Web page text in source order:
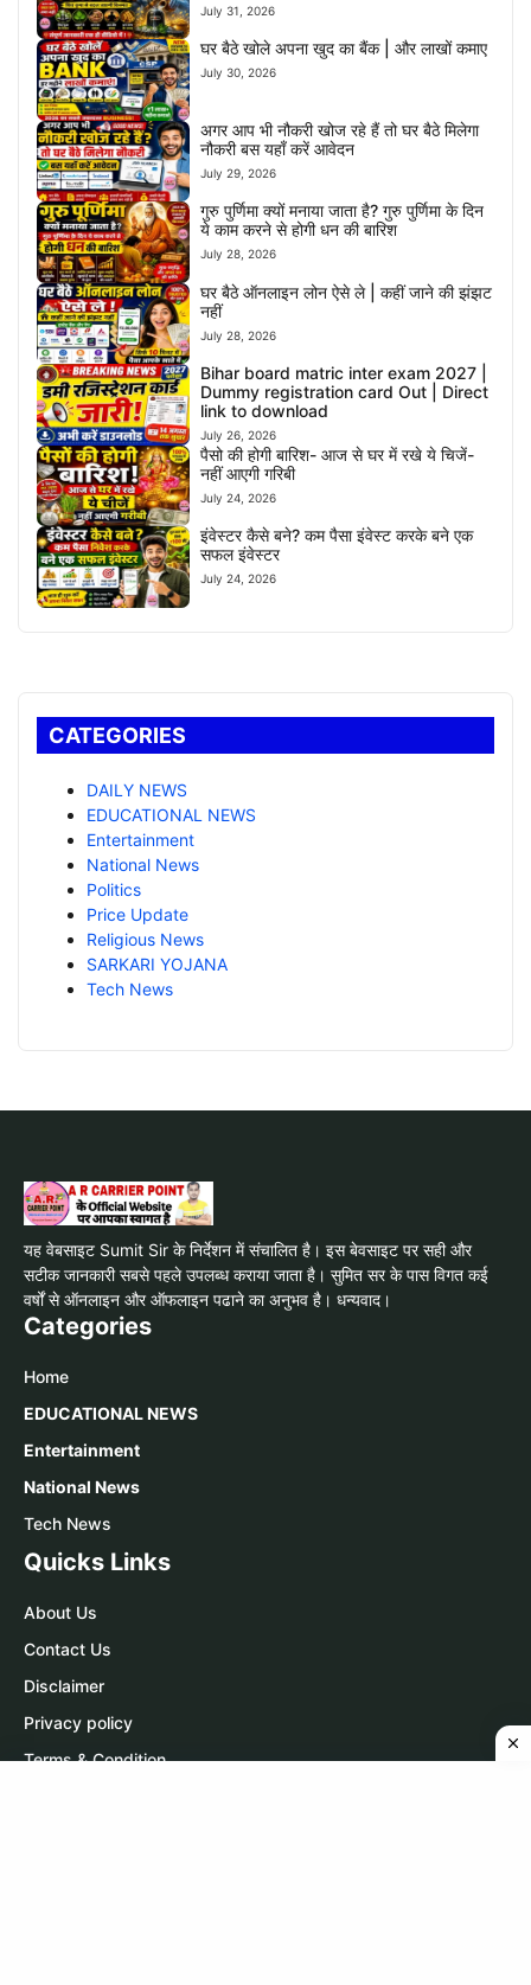
July 31, 2026
घर बैठे खोले अपना खुद का बैंक | और लाखों कमाए
July 30, 2026
अगर आप भी नौकरी खोज रहे हैं तो घर बैठे मिलेगा
नौकरी बस यहाँ करें आवेदन
July 29, 2026
गुरु पुर्णिमा क्यों मनाया जाता है? गुरु पुर्णिमा के दिन
ये काम करने से होगी धन की बारिश
July 28, 2026
घर बैठे ऑनलाइन लोन ऐसे ले | कहीं जाने की झंझट
नहीं
July 28, 2026
Bihar board matric inter exam 2027 |
Dummy registration card Out | Direct
link to download
July 26, 2026
पैसो की होगी बारिश- आज से घर में रखे ये चिजें-
नहीं आएगी गरिबी
July 24, 2026
इंवेस्टर कैसे बने? कम पैसा इंवेस्ट करके बने एक
सफल इंवेस्टर
July 24, 2026
CATEGORIES
DAILY NEWS
EDUCATIONAL NEWS
Entertainment
National News
Politics
Price Update
Religious News
SARKARI YOJANA
Tech News
यह वेबसाइट Sumit Sir के निर्देशन में संचालित है। इस बेवसाइट पर सही और
सटीक जानकारी सबसे पहले उपलब्ध कराया जाता है। सुमित सर के पास विगत कई
वर्षों से ऑनलाइन और ऑफलाइन पढाने का अनुभव है। धन्यवाद।
Categories
Home
EDUCATIONAL NEWS
Entertainment
National News
Tech News
Quicks Links
About Us
Contact Us
Disclaimer
Privacy policy
Terms & Condition